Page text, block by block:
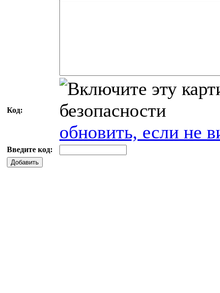
Код:
обновить, если не
Введите код:
Добавить